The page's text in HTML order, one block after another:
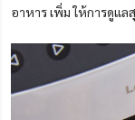
อาหาร เพิ่ม ให้การดูแล